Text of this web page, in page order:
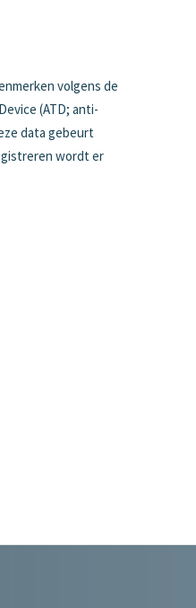
volgens de
(ATD; anti-
data gebeurt
wordt er